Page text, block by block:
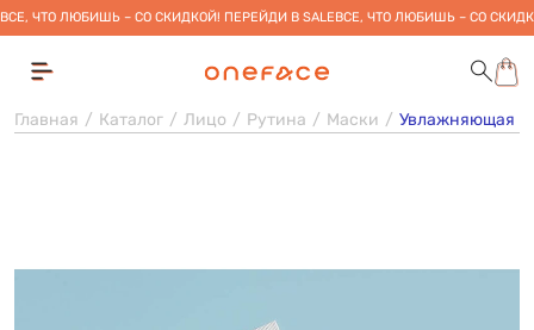
ВСЕ, ЧТО ЛЮБИШЬ – СО СКИДКОЙ! ПЕРЕЙДИ В SALEВСЕ, ЧТО ЛЮБИШЬ – СО
Главная Каталог Лицо Рутина Маски Увлажняющая